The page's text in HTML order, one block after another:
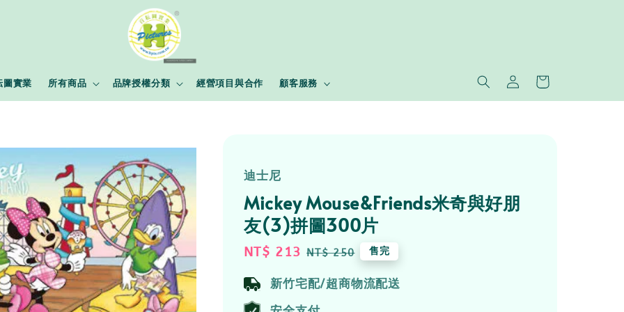
圖實業 所有商品 品牌授權分類 經營項目與合作 顧客服務
迪士尼
Mickey Mouse&Friends米奇與好朋
友(3)拼圖300片
Sale
NT$ 213 Regular
NT$ 250 售完
新竹宅配/超商物流配送